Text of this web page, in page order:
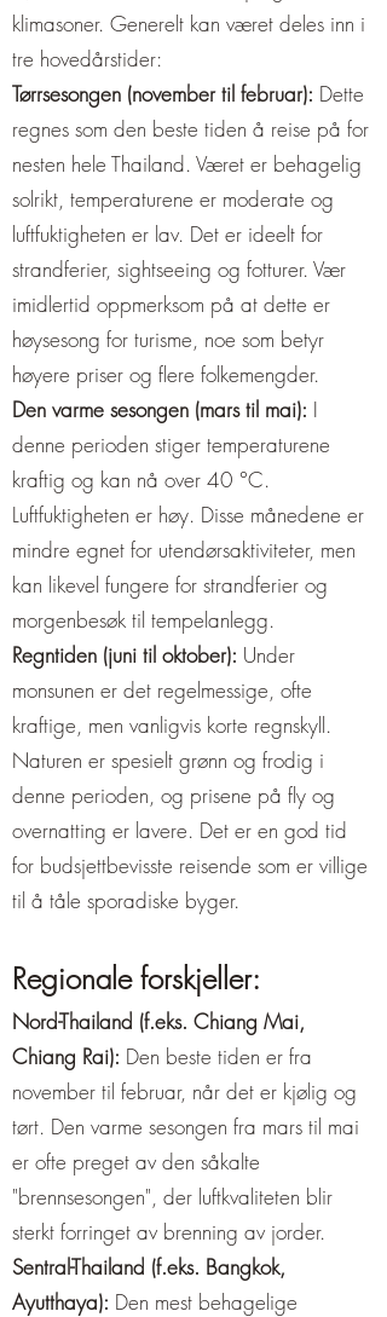
det thailandske samfunnet og
kulturen, og landet har bevart sin
unike identitet, som gjenspeiles i
dens dypt forankrede buddhistiske
spiritualitet, folkets gjestfrihet og
prakten i de historiske stedene.
klimasoner. Generelt kan været deles inn i
tre hovedårstider:
Tørrsesongen (november til februar): Dette
regnes som den beste tiden å reise på for
nesten hele Thailand. Været er behagelig
solrikt, temperaturene er moderate og
luftfuktigheten er lav. Det er ideelt for
strandferier, sightseeing og fotturer. Vær
imidlertid oppmerksom på at dette er
høysesong for turisme, noe som betyr
høyere priser og flere folkemengder.
Den varme sesongen (mars til mai): I
denne perioden stiger temperaturene
kraftig og kan nå over 40 °C.
Luftfuktigheten er høy. Disse månedene er
mindre egnet for utendørsaktiviteter, men
kan likevel fungere for strandferier og
morgenbesøk til tempelanlegg.
Regntiden (juni til oktober): Under
monsunen er det regelmessige, ofte
kraftige, men vanligvis korte regnskyll.
Naturen er spesielt grønn og frodig i
denne perioden, og prisene på fly og
overnatting er lavere. Det er en god tid
for budsjettbevisste reisende som er villige
til å tåle sporadiske byger.
Regionale forskjeller:
Nord-Thailand (f.eks. Chiang Mai,
Chiang Rai): Den beste tiden er fra
november til februar, når det er kjølig og
tørt. Den varme sesongen fra mars til mai
er ofte preget av den såkalte
"brennsesongen", der luftkvaliteten blir
sterkt forringet av brenning av jorder.
Sentral-Thailand (f.eks. Bangkok,
Ayutthaya): Den mest behagelige